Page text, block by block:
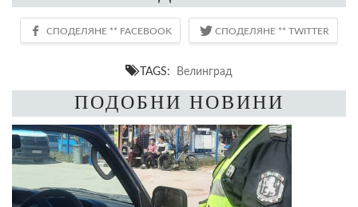
TAGS: Велинград
ПОДОБНИ НОВИНИ